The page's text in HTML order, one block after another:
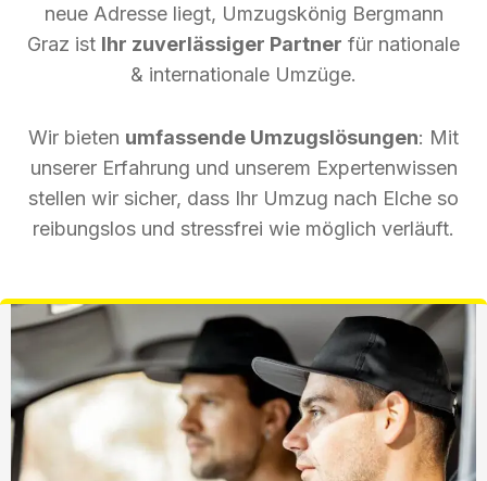
neue Adresse liegt, Umzugskönig Bergmann
Graz ist Ihr zuverlässiger Partner für nationale
& internationale Umzüge.
Wir bieten umfassende Umzugslösungen: Mit
unserer Erfahrung und unserem Expertenwissen
stellen wir sicher, dass Ihr Umzug nach Elche so
reibungslos und stressfrei wie möglich verläuft.